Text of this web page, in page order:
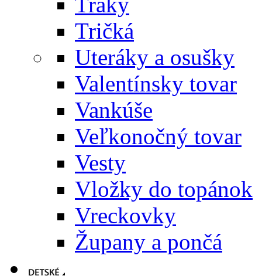
Tričká
Uteráky a osušky
Valentínsky tovar
Vankúše
Veľkonočný tovar
Vesty
Vložky do topánok
Vreckovky
Župany a pončá